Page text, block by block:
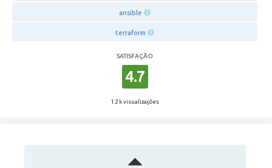
ansible
terraform
SATISFAÇÃO
4.7
1.2 k visualizações